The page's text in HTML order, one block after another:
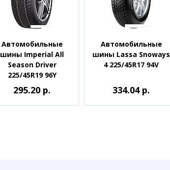
Автомобильные
шины Imperial All
Season Driver
225/45R19 96Y
295.20 р.
Автомобильные
шины Lassa Snoways
4 225/45R17 94V
334.04 р.